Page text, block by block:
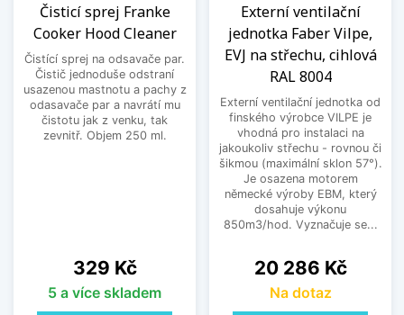
Čisticí sprej Franke
Cooker Hood Cleaner
Čistící sprej na odsavače par.
Čistič jednoduše odstraní
usazenou mastnotu a pachy z
odasavače par a navrátí mu
čistotu jak z venku, tak
zevnitř. Objem 250 ml.
Cena
329 Kč
5 a více skladem
Externí ventilační
jednotka Faber Vilpe,
EVJ na střechu, cihlová
RAL 8004
Externí ventilační jednotka od
finského výrobce VILPE je
vhodná pro instalaci na
jakoukoliv střechu - rovnou či
šikmou (maximální sklon 57°).
Je osazena motorem
německé výroby EBM, který
dosahuje výkonu
850m3/hod. Vyznačuje se...
Cena
20 286 Kč
Na dotaz